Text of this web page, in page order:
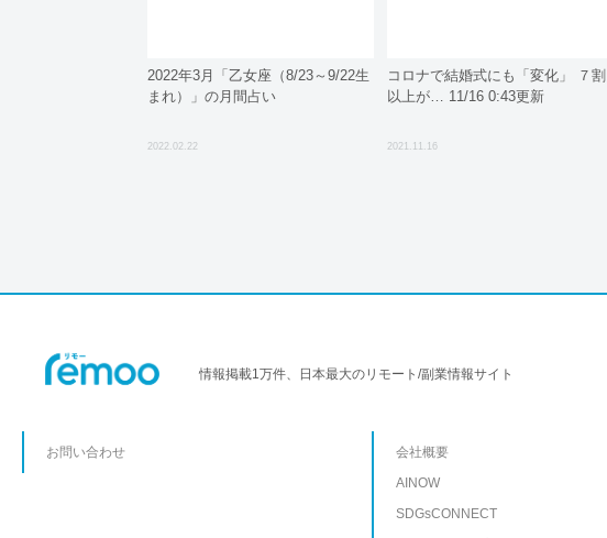
2022年3月「乙女座（8/23～9/22生
まれ）」の月間占い
2022.02.22
コロナで結婚式にも「変化」 ７割
以上が… 11/16 0:43更新
2021.11.16
情報掲載1万件、日本最大のリモート/副業情報サイト
お問い合わせ
会社概要
AINOW
SDGsCONNECT